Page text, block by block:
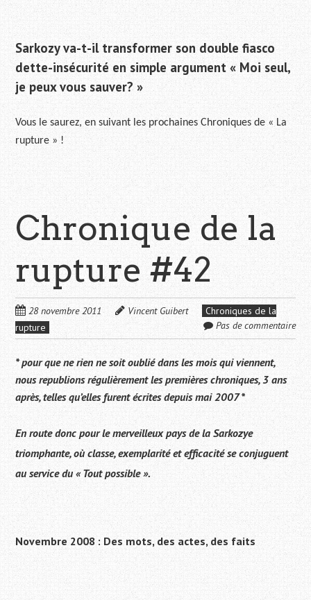
Sarkozy va-t-il transformer son double fiasco
dette-insécurité en simple argument « Moi seul,
je peux vous sauver? »
Vous le saurez, en suivant les prochaines Chroniques de « La
rupture » !
Chronique de la
rupture #42
28 novembre 2011 Vincent Guibert
Chroniques de la
rupture
Pas de commentaire
* pour que ne rien ne soit oublié dans les mois qui viennent,
nous republions régulièrement les premières chroniques, 3 ans
après, telles qu’elles furent écrites depuis mai 2007 *
En route donc pour le merveilleux pays de la Sarkozye
triomphante, où classe, exemplarité et efficacité se conjuguent
au service du « Tout possible ».
Novembre 2008 : Des mots, des actes, des faits